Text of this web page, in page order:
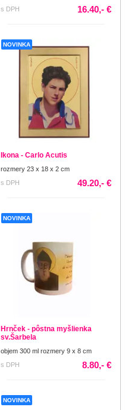
s DPH 16.40,- €
NOVINKA
Ikona - Carlo Acutis
rozmery 23 x 18 x 2 cm
s DPH
49.20,- €
NOVINKA
Hrnček - pôstna myšlienka
sv.Šarbela
objem 300 ml rozmery 9 x 8 cm
s DPH
8.80,- €
NOVINKA